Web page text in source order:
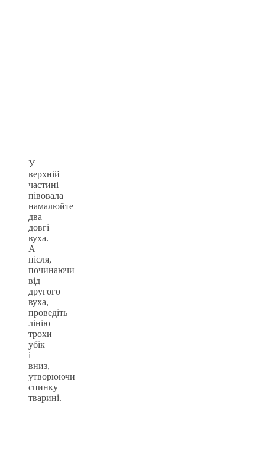
У
верхній
частині
півовала
намалюйте
два
довгі
вуха.
А
після,
починаючи
від
другого
вуха,
проведіть
лінію
трохи
убік
і
вниз,
утворюючи
спинку
тварині.